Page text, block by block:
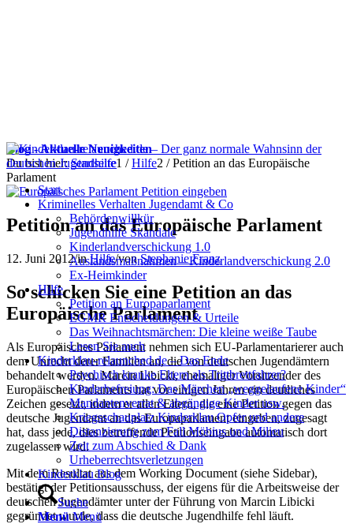
Start
Kriminelles Verhalten Jugendamt & Co
Behördenwillkür
Jugendhilfe Skandale
Kinderlandverschickung 1.0
Auslandsmaßnahmen – Kinderlandverschickung 2.0
Ex-Heimkinder
Hilfe
Petition an Europaparlament
EGMR Entscheidungen & Urteile
Das Weihnachtsmärchen: Die kleine weiße Taube
Lesen Sie auch
Kinderklau-relaunched.de – Das Ende
Psychisch kranke Eltern als Trittbrettfahrer?
Kinderbefreiung: Das Märchen „weggelaufene Kinder“
Mandantenverrat & abgängige Kinder usw.
Kriegsschauplatz Kinderklau Opfer und andere
Distanzierung zum Fall Möbius und Milieu
Zeit zum Abschied & Dank
Urheberrechtsverletzungen
Kinderklau Blog
Suche
Menü Menü
Blog - Aktuelle Neuigkeiten
Du bist hier: Startseite1 / Hilfe2 / Petition an das Europäische
Parlament
Petition an das Europäische Parlament
12. Juni 2012/inHilfe/vonStephanie Franz
So schicken Sie eine Petition an das
Europäische Parlament
Als Europäisches Parlament nehmen sich EU-Parlamentarierer auch
dem Unrecht derer Familien an, die von deutschen Jugendämtern
behandelt werden. Marcin Libicki, ehemaliger Vorsitzender des
Europäischen Parlaments hat vor einigen Jahren ein deutliches
Zeichen gesetzt, indem er allen Eltern, die eine Petition gegen das
deutsche Jugendamt an das Europaparlament eingeben, zugesagt
hat, dass jede, dies betreffende Petitionseingabe automatisch dort
zugelassen wird.
Mit dem Resultat aus dem Working Document (siehe Sidebar),
bestätigt der Petitionsausschuss, der eigens für die Arbeitsweise der
deutschen Jugendämter unter der Führung von Marcin Libicki
gegründet wurde, dass die deutsche Jugendhilfe fehl läuft.